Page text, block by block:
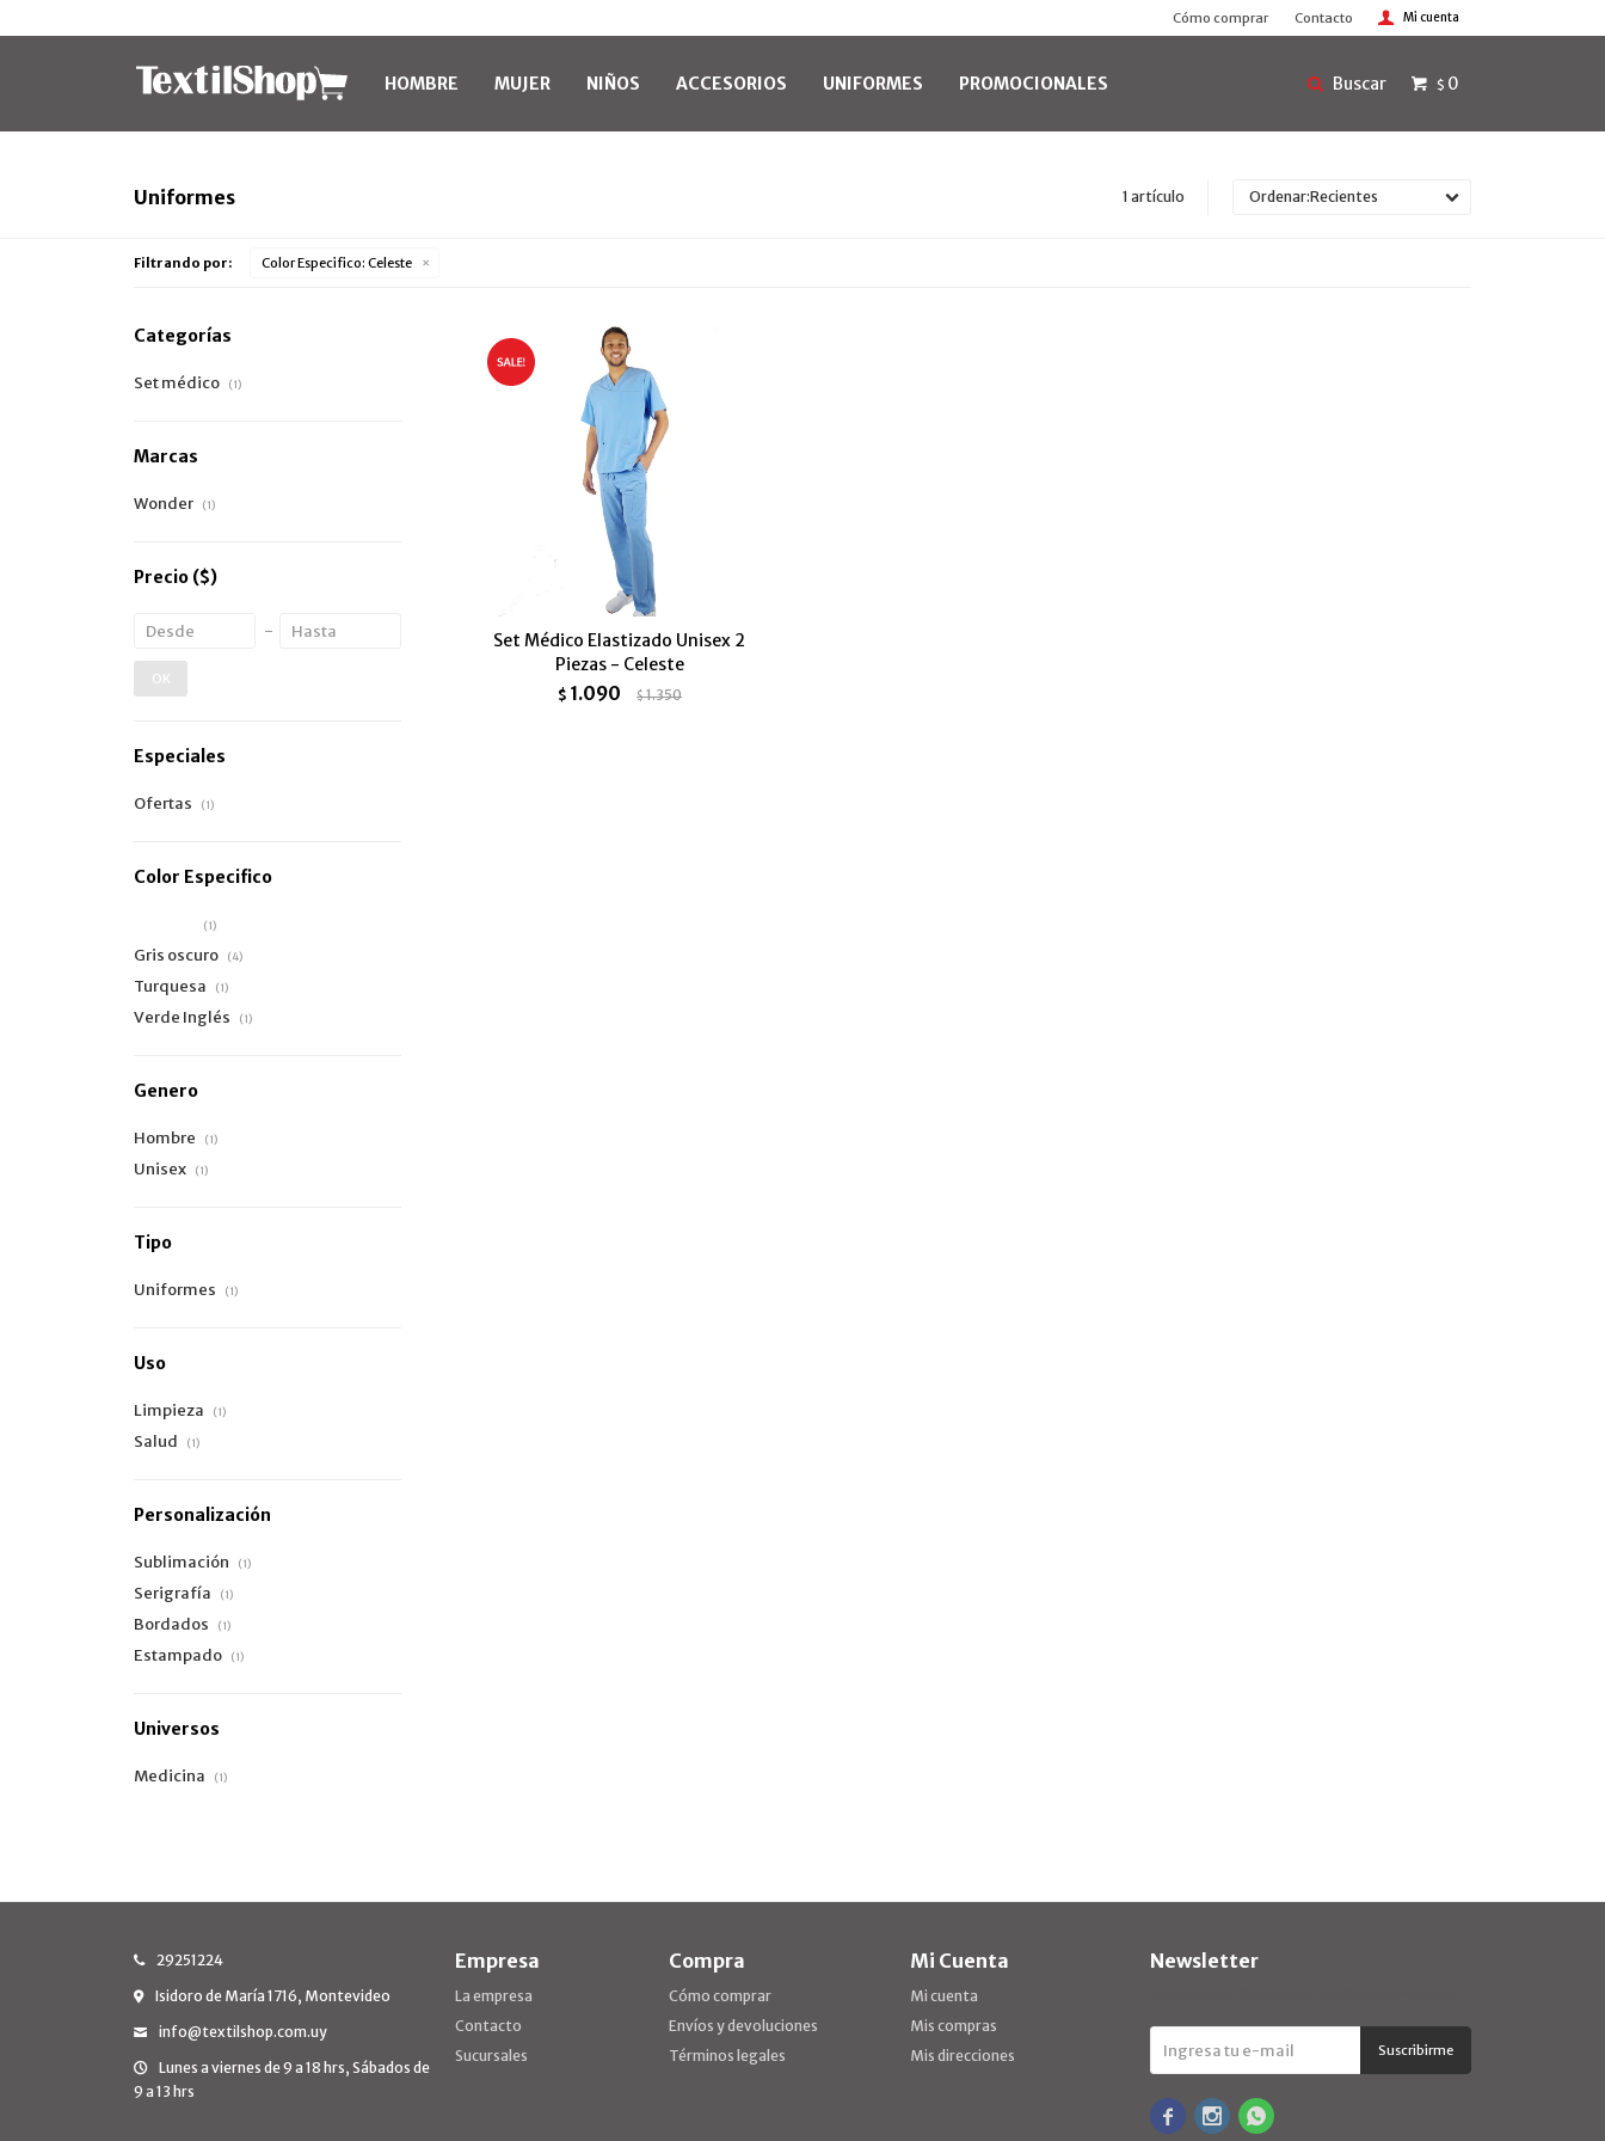
HOMBRE MUJER NIÑOS ACCESORIOS UNIFORMES PROMOCIONALES $ 0
Cómo comprar Contacto
Uniformes 1 artículo Recientes
Filtrando por: Color Especifico: Celeste
Set Médico Elastizado Unisex 2
Piezas - Celeste
$ 1.090 $1.350
Categorías
Set médico (1)
Marcas
Wonder (1)
Precio ($)
OK
Especiales
Ofertas (1)
Color Especifico
(1)
Gris oscuro (4)
Turquesa (1)
Verde Inglés (1)
Genero
Hombre (1)
Unisex (1)
Tipo
Uniformes (1)
Uso
Limpieza (1)
Salud (1)
Personalización
Sublimación (1)
Serigrafía (1)
Bordados (1)
Estampado (1)
Universos
Medicina (1)
29251224
Isidoro de María 1716, Montevideo
info@textilshop.com.uy
Lunes a viernes de 9 a 18 hrs, Sábados de
9 a 13 hrs
Empresa
La empresa
Contacto
Sucursales
Compra
Cómo comprar
Envíos y devoluciones
Términos legales
Mi Cuenta
Mi cuenta
Mis compras
Mis direcciones
Newsletter
Suscribirme
  